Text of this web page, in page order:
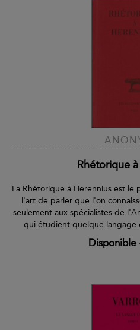
Rhétorique
La Rhétorique à Herennius est le
l'art de parler que l'on
seulement aux spécialistes de
qui étudient quelque langage
Disponible